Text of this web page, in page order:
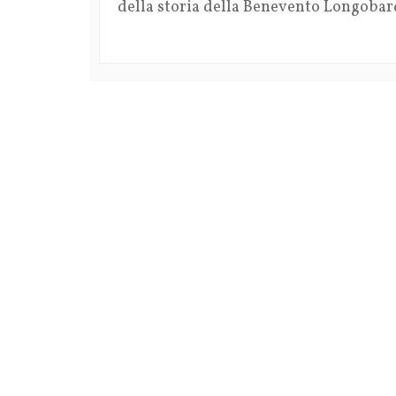
della storia della Benevento